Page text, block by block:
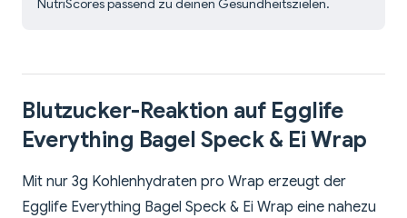
NutriScores passend zu deinen Gesundheitszielen.
Blutzucker-Reaktion auf Egglife
Everything Bagel Speck & Ei Wrap
Mit nur 3g Kohlenhydraten pro Wrap erzeugt der
Egglife Everything Bagel Speck & Ei Wrap eine nahezu